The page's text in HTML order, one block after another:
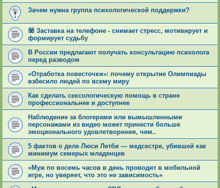
Зачем нужна группа психологической поддержки?
💟 Заставка на телефоне - снимает стресс, мотивирует и
формирует судьбу
В России предлагают получать консультацию психолога
перед разводом
«Отработка повесточки»: почему открытие Олимпиады
взбесило людей по всему миру
Как сделать сексологическую помощь в стране
профессиональнее и доступнее
Наблюдение за блогерами или вымышленными
персонажами из видео может принести больше
эмоционального удовлетворения, чем..
5 фактов о деле Люси Летби — медсестре, убившей как
минимум семерых младенцев
«Муж по восемь часов в день проводит в мобильной
игре, но уверяет, что это не зависимость»